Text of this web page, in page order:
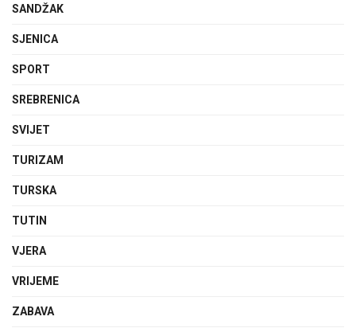
SANDŽAK
SJENICA
SPORT
SREBRENICA
SVIJET
TURIZAM
TURSKA
TUTIN
VJERA
VRIJEME
ZABAVA